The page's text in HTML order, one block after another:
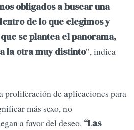
obligados a buscar una
de lo que elegimos y
se plantea el panorama,
la otra muy distinto”, indica
proliferación de aplicaciones para
más sexo, no
a favor del deseo. “Las